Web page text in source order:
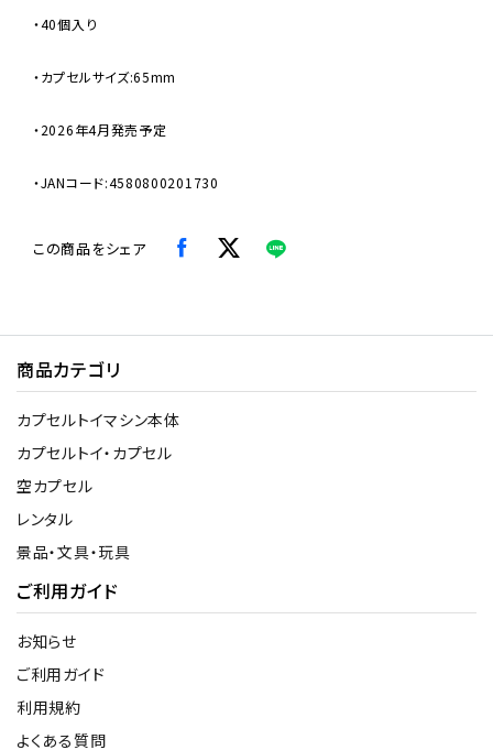
・40個入り
・カプセルサイズ:65mm
・2026年4月発売予定
・JANコード:4580800201730
この商品をシェア
商品カテゴリ
カプセルトイマシン本体
カプセルトイ・カプセル
空カプセル
レンタル
景品・文具・玩具
ご利用ガイド
お知らせ
ご利用ガイド
利用規約
よくある質問